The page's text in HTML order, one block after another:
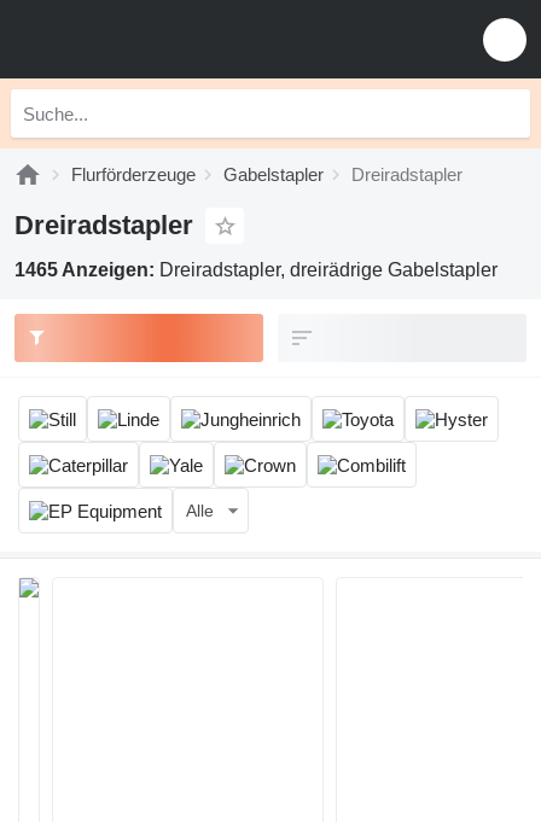
Flurförderzeuge Gabelstapler Dreiradstapler
Dreiradstapler
1465 Anzeigen: Dreiradstapler, dreirädrige Gabelstapler
Alle